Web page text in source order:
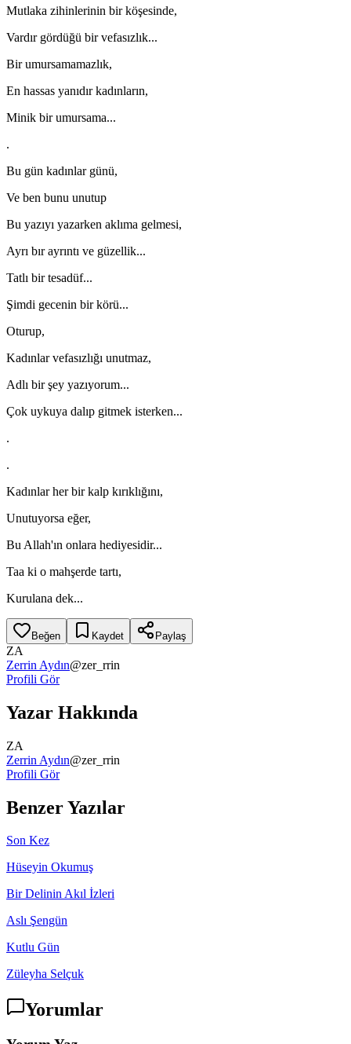
Mutlaka zihinlerinin bir köşesinde,
Vardır gördüğü bir vefasızlık...
Bir umursamamazlık,
En hassas yanıdır kadınların,
Minik bir umursama...
.
Bu gün kadınlar günü,
Ve ben bunu unutup
Bu yazıyı yazarken aklıma gelmesi,
Ayrı bır ayrıntı ve güzellik...
Tatlı bir tesadüf...
Şimdi gecenin bir körü...
Oturup,
Kadınlar vefasızlığı unutmaz,
Adlı bir şey yazıyorum...
Çok uykuya dalıp gitmek isterken...
.
.
Kadınlar her bir kalp kırıklığını,
Unutuyorsa eğer,
Bu Allah'ın onlara hediyesidir...
Taa ki o mahşerde tartı,
Kurulana dek...
Beğen Kaydet Paylaş
ZA
Zerrin Aydın@zer_rrin
Profili Gör
Yazar Hakkında
ZA
Zerrin Aydın@zer_rrin
Profili Gör
Benzer Yazılar
Son Kez
Hüseyin Okumuş
Bir Delinin Akıl İzleri
Aslı Şengün
Kutlu Gün
Züleyha Selçuk
Yorumlar